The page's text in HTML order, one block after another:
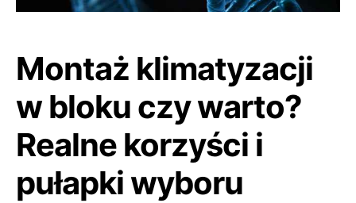
Montaż klimatyzacji
w bloku czy warto?
Realne korzyści i
pułapki wyboru